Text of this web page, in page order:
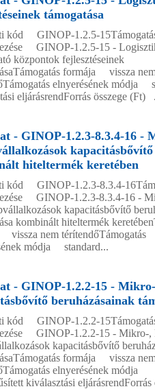
támogatása
kód GINOP-1.2.5-
GINOP-1.2.5-15 -
központok fejlesztéseinek
formája vissza
elnyerésének módja
eljárásrendForrás összege (Ft)
- GINOP-1.2.3-8.3.4-16 -
hiteltermék keretében
kód GINOP-1.2.3-8.3.4-
GINOP-1.2.3-8.3.4-16 -
kapacitásbővítő
kombinált hiteltermék
nem térítendőTámogatás
módja standard...
- GINOP-1.2.2-15 -
beruházásainak
kód GINOP-1.2.2-
GINOP-1.2.2-15 - Mikro-,
kapacitásbővítő
formája vissza
elnyerésének módja
kiválasztási eljárásrendForrás